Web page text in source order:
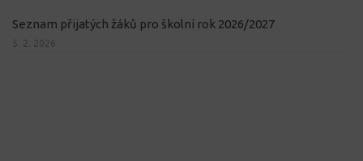
Seznam přijatých žáků pro školní rok 2026/2027
5. 2. 2026